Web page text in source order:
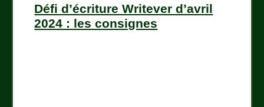
Défi d’écriture Writever d’avril
2024 : les consignes